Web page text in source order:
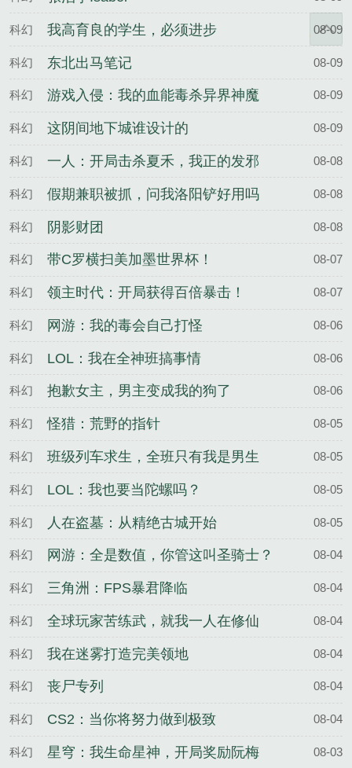
科幻 我高育良的学生，必须进步 08-09
科幻 东北出马笔记 08-09
科幻 游戏入侵：我的血能毒杀异界神魔 08-09
科幻 这阴间地下城谁设计的 08-09
科幻 一人：开局击杀夏禾，我正的发邪 08-08
科幻 假期兼职被抓，问我洛阳铲好用吗 08-08
科幻 阴影财团 08-08
科幻 带C罗横扫美加墨世界杯！ 08-07
科幻 领主时代：开局获得百倍暴击！ 08-07
科幻 网游：我的毒会自己打怪 08-06
科幻 LOL：我在全神班搞事情 08-06
科幻 抱歉女主，男主变成我的狗了 08-06
科幻 怪猎：荒野的指针 08-05
科幻 班级列车求生，全班只有我是男生 08-05
科幻 LOL：我也要当陀螺吗？ 08-05
科幻 人在盗墓：从精绝古城开始 08-05
科幻 网游：全是数值，你管这叫圣骑士？ 08-04
科幻 三角洲：FPS暴君降临 08-04
科幻 全球玩家苦练武，就我一人在修仙 08-04
科幻 我在迷雾打造完美领地 08-04
科幻 丧尸专列 08-04
科幻 CS2：当你将努力做到极致 08-04
科幻 星穹：我生命星神，开局奖励阮梅 08-03